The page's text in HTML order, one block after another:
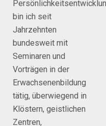
bin ich seit
Jahrzehnten
bundesweit mit
Seminaren und
Vorträgen in der
Erwachsenenbildung
tätig, überwiegend in
Klöstern, geistlichen
Zentren,